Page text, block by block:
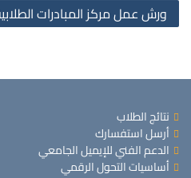
ورش عمل مركز المبادرات
نتائج الطلاب
أرسل استفسارك
الدعم الفني للإيميل الجامعي
أساسيات التحول الرقمي